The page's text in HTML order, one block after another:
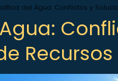
del Agua: Conflictos y